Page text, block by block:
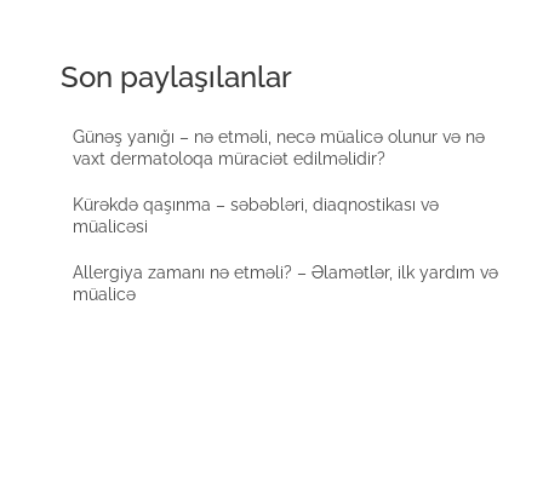
Son paylaşılanlar
Günəş yanığı – nə etməli, necə müalicə olunur və nə
vaxt dermatoloqa müraciət edilməlidir?
Kürəkdə qaşınma – səbəbləri, diaqnostikası və
müalicəsi
Allergiya zamanı nə etməli? – Əlamətlər, ilk yardım və
müalicə